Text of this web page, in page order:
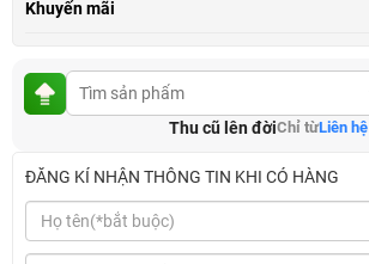
Khuyến mãi
Thu cũ lên đờiChỉ từLiên hệ
ĐĂNG KÍ NHẬN THÔNG TIN KHI CÓ HÀNG